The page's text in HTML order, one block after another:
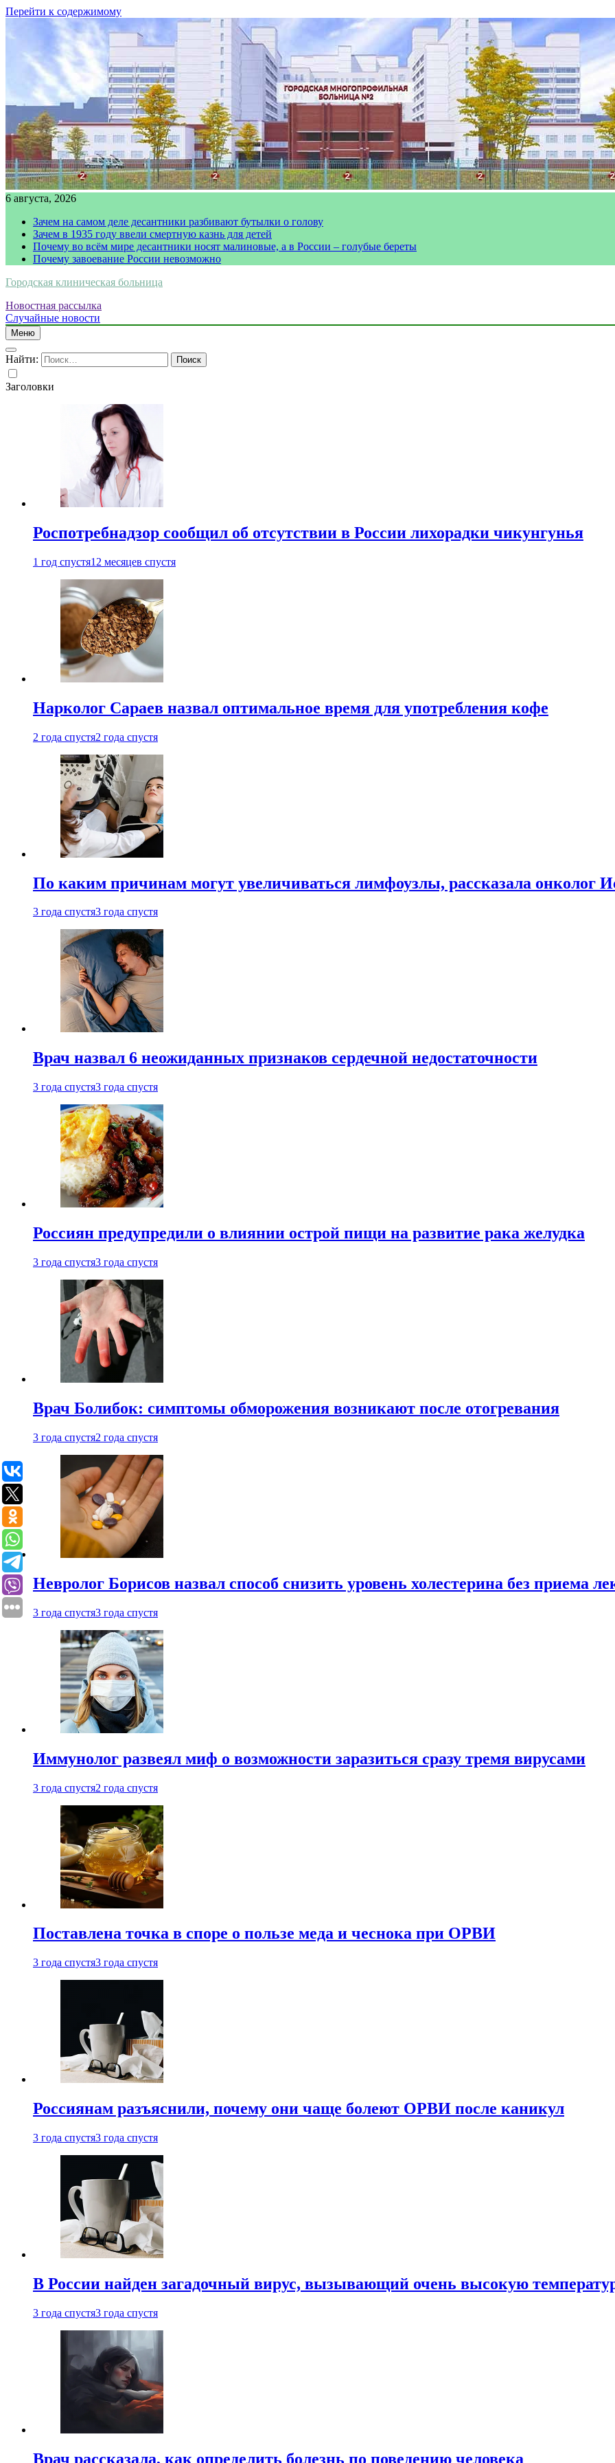
Перейти к содержимому
6 августа, 2026
Зачем на самом деле десантники разбивают бутылки о голову
Зачем в 1935 году ввели смертную казнь для детей
Почему во всём мире десантники носят малиновые, а в России – голубые береты
Почему завоевание России невозможно
Городская клиническая больница
Новостная рассылка
Случайные новости
Меню
Найти:
Заголовки
Роспотребнадзор сообщил об отсутствии в России лихорадки чикунгунья
1 год спустя12 месяцев спустя
Нарколог Сараев назвал оптимальное время для употребления кофе
2 года спустя2 года спустя
По каким причинам могут увеличиваться лимфоузлы, рассказала онколог
3 года спустя3 года спустя
Врач назвал 6 неожиданных признаков сердечной недостаточности
3 года спустя3 года спустя
Россиян предупредили о влиянии острой пищи на развитие рака желудка
3 года спустя3 года спустя
Врач Болибок: симптомы обморожения возникают после отогревания
3 года спустя2 года спустя
Невролог Борисов назвал способ снизить уровень холестерина без приема
3 года спустя3 года спустя
Иммунолог развеял миф о возможности заразиться сразу тремя вирусами
3 года спустя2 года спустя
Поставлена точка в споре о пользе меда и чеснока при ОРВИ
3 года спустя3 года спустя
Россиянам разъяснили, почему они чаще болеют ОРВИ после каникул
3 года спустя3 года спустя
В России найден загадочный вирус, вызывающий очень высокую
3 года спустя3 года спустя
Врач рассказала, как определить болезнь по поведению человека